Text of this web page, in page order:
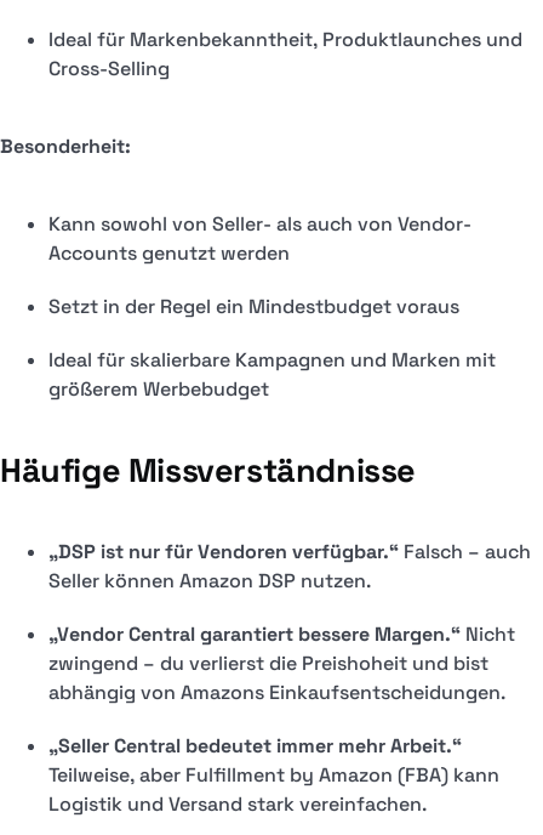
Ideal für Markenbekanntheit, Produktlaunches und
Cross-Selling
Besonderheit:
Kann sowohl von Seller- als auch von Vendor-
Accounts genutzt werden
Setzt in der Regel ein Mindestbudget voraus
Ideal für skalierbare Kampagnen und Marken mit
größerem Werbebudget
Häufige Missverständnisse
„DSP ist nur für Vendoren verfügbar.“ Falsch – auch
Seller können Amazon DSP nutzen.
„Vendor Central garantiert bessere Margen.“ Nicht
zwingend – du verlierst die Preishoheit und bist
abhängig von Amazons Einkaufsentscheidungen.
„Seller Central bedeutet immer mehr Arbeit.“
Teilweise, aber Fulfillment by Amazon (FBA) kann
Logistik und Versand stark vereinfachen.